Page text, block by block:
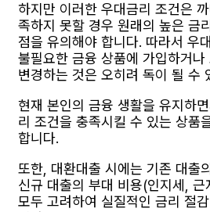
하지만 이러한 우대금리 조건은
족하지 못할 경우 원래의 높은 금
점을 유의해야 합니다. 따라서 우
불필요한 금융 상품에 가입하거나
변경하는 것은 오히려 독이 될 수
현재 본인의 금융 생활을 유지하
리 조건을 충족시킬 수 있는 상품
합니다.
또한, 대환대출 시에는 기존 대출
신규 대출의 부대 비용(인지세, 근
모두 고려하여 실질적인 금리 절